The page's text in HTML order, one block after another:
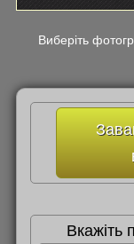
Виберіть
Вкажіть